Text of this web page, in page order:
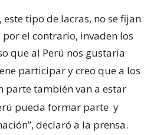
este tipo de lacras, no se fijan
el contrario, invaden los
que al Perú nos gustaría
participar y creo que a los
parte también van a estar
pueda formar parte y
declaró a la prensa.